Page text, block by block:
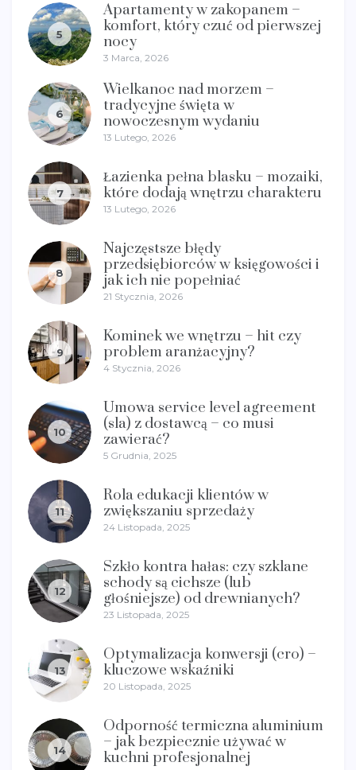
5
Apartamenty w zakopanem –
komfort, który czuć od pierwszej
nocy
3 Marca, 2026
6
Wielkanoc nad morzem –
tradycyjne święta w
nowoczesnym wydaniu
13 Lutego, 2026
7
Łazienka pełna blasku – mozaiki,
które dodają wnętrzu charakteru
13 Lutego, 2026
8
Najczęstsze błędy
przedsiębiorców w księgowości i
jak ich nie popełniać
21 Stycznia, 2026
9
Kominek we wnętrzu – hit czy
problem aranżacyjny?
4 Stycznia, 2026
10
Umowa service level agreement
(sla) z dostawcą – co musi
zawierać?
5 Grudnia, 2025
11
Rola edukacji klientów w
zwiększaniu sprzedaży
24 Listopada, 2025
12
Szkło kontra hałas: czy szklane
schody są cichsze (lub
głośniejsze) od drewnianych?
23 Listopada, 2025
13
Optymalizacja konwersji (cro) –
kluczowe wskaźniki
20 Listopada, 2025
14
Odporność termiczna aluminium
– jak bezpiecznie używać w
kuchni profesjonalnej